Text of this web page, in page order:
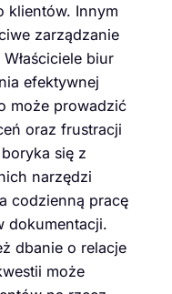
klientów. Innym
zarządzanie
biur
efektywnej
może prowadzić
oraz frustracji
się z
narzędzi
codzienną pracę
dokumentacji.
dbanie o relacje
może